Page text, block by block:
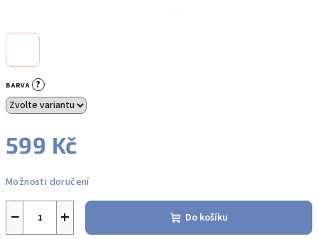
BARVA ?
599 Kč
cena:
Možnosti doručení
+
− Do košíku